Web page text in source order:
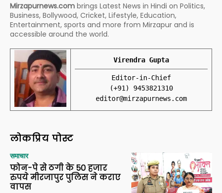
Mirzapurnews.com brings Latest News in Hindi on Politics,
Business, Bollywood, Cricket, Lifestyle, Education,
Entertainment, sports and more from Mirzapur and is
accessible around the world.
Virendra Gupta
Editor-in-Chief
(+91) 9453821310
editor@mirzapurnews.com
लोकप्रिय पोस्ट
समाचार
फोन-पे से ठगी के 50 हजार
रुपये मीरजापुर पुलिस ने कराए
वापस